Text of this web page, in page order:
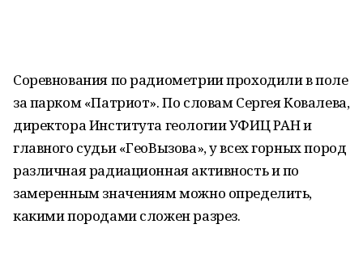
Соревнования по радиометрии проходили в поле
за парком «Патриот». По словам Сергея Ковалева,
директора Института геологии УФИЦ РАН и
главного судьи «ГеоВызова», у всех горных пород
различная радиационная активность и по
замеренным значениям можно определить,
какими породами сложен разрез.